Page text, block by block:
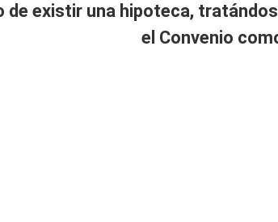
de existir una hipoteca,
el Convenio